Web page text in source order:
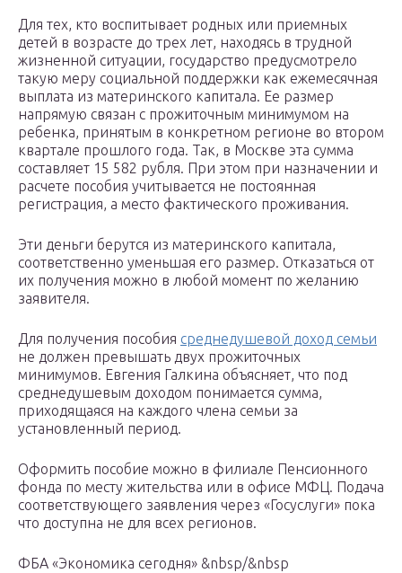
Для тех, кто воспитывает родных или приемных
детей в возрасте до трех лет, находясь в трудной
жизненной ситуации, государство предусмотрело
такую меру социальной поддержки как ежемесячная
выплата из материнского капитала. Ее размер
напрямую связан с прожиточным минимумом на
ребенка, принятым в конкретном регионе во втором
квартале прошлого года. Так, в Москве эта сумма
составляет 15 582 рубля. При этом при назначении и
расчете пособия учитывается не постоянная
регистрация, а место фактического проживания.
Эти деньги берутся из материнского капитала,
соответственно уменьшая его размер. Отказаться от
их получения можно в любой момент по желанию
заявителя.
Для получения пособия среднедушевой доход семьи
не должен превышать двух прожиточных
минимумов. Евгения Галкина объясняет, что под
среднедушевым доходом понимается сумма,
приходящаяся на каждого члена семьи за
установленный период.
Оформить пособие можно в филиале Пенсионного
фонда по месту жительства или в офисе МФЦ. Подача
соответствующего заявления через «Госуслуги» пока
что доступна не для всех регионов.
ФБА «Экономика сегодня» &nbsp/&nbsp